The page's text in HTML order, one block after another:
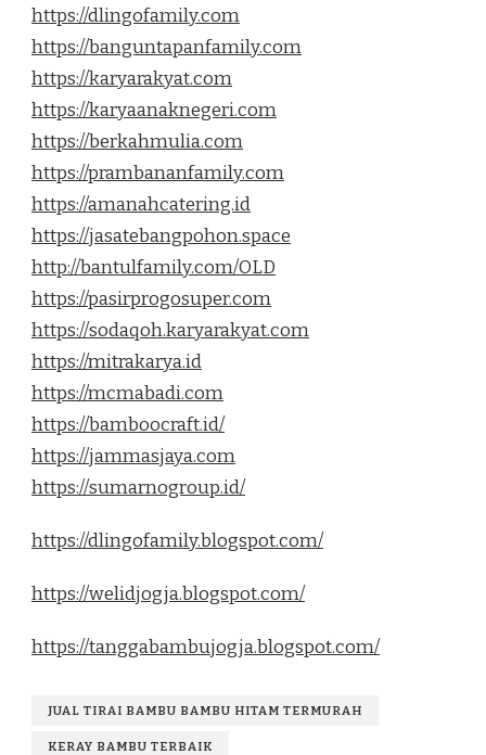
https://dlingofamily.com
https://banguntapanfamily.com
https://karyarakyat.com
https://karyaanaknegeri.com
https://berkahmulia.com
https://prambananfamily.com
https://amanahcatering.id
https://jasatebangpohon.space
http://bantulfamily.com/OLD
https://pasirprogosuper.com
https://sodaqoh.karyarakyat.com
https://mitrakarya.id
https://mcmabadi.com
https://bamboocraft.id/
https://jammasjaya.com
https://sumarnogroup.id/
https://dlingofamily.blogspot.com/
https://welidjogja.blogspot.com/
https://tanggabambujogja.blogspot.com/
JUAL TIRAI BAMBU BAMBU HITAM TERMURAH
KERAY BAMBU TERBAIK